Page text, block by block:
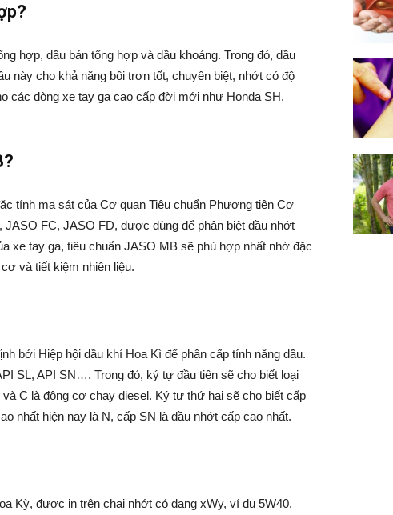
hợp, dầu bán tổng hợp và dầu khoáng. Trong đó, dầu
này cho khả năng bôi trơn tốt, chuyên biệt, nhớt có độ
các dòng xe tay ga cao cấp đời mới như Honda SH,
tính ma sát của Cơ quan Tiêu chuẩn Phương tiện Cơ
FC, JASO FD, được dùng để phân biệt dầu nhớt
xe tay ga, tiêu chuẩn JASO MB sẽ phù hợp nhất nhờ đặc
và tiết kiệm nhiên liệu.
bởi Hiệp hội dầu khí Hoa Kì để phân cấp tính năng dầu.
SL, API SN…. Trong đó, ký tự đầu tiên sẽ cho biết loại
C là động cơ chạy diesel. Ký tự thứ hai sẽ cho biết cấp
nhất hiện nay là N, cấp SN là dầu nhớt cấp cao nhất.
Kỳ, được in trên chai nhớt có dạng xWy, ví dụ 5W40,